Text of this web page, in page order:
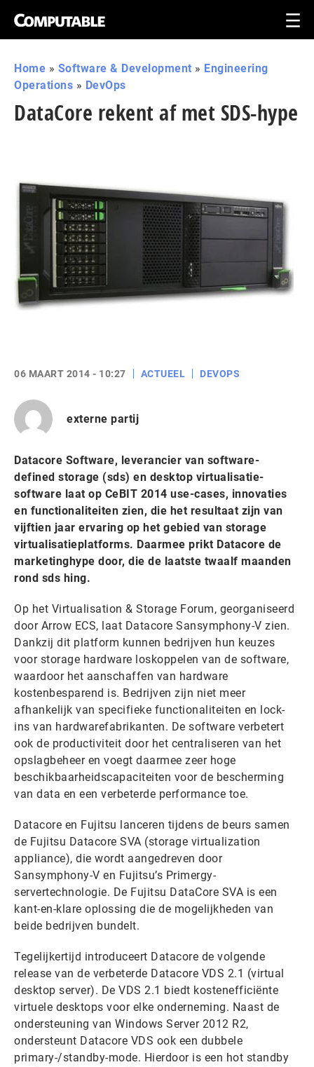
Home » Software & Development » Engineering
Operations » DevOps
DataCore rekent af met SDS-hype
06 MAART 2014 - 10:27 ACTUEEL DEVOPS
externe partij
Datacore Software, leverancier van software-
defined storage (sds) en desktop virtualisatie-
software laat op CeBIT 2014 use-cases, innovaties
en functionaliteiten zien, die het resultaat zijn van
vijftien jaar ervaring op het gebied van storage
virtualisatieplatforms. Daarmee prikt Datacore de
marketinghype door, die de laatste twaalf maanden
rond sds hing.
Op het Virtualisation & Storage Forum, georganiseerd
door Arrow ECS, laat Datacore Sansymphony-V zien.
Dankzij dit platform kunnen bedrijven hun keuzes
voor storage hardware loskoppelen van de software,
waardoor het aanschaffen van hardware
kostenbesparend is. Bedrijven zijn niet meer
afhankelijk van specifieke functionaliteiten en lock-
ins van hardwarefabrikanten. De software verbetert
ook de productiviteit door het centraliseren van het
opslagbeheer en voegt daarmee zeer hoge
beschikbaarheidscapaciteiten voor de bescherming
van data en een verbeterde performance toe.
Datacore en Fujitsu lanceren tijdens de beurs samen
de Fujitsu Datacore SVA (storage virtualization
appliance), die wordt aangedreven door
Sansymphony-V en Fujitsu’s Primergy-
servertechnologie. De Fujitsu DataCore SVA is een
kant-en-klare oplossing die de mogelijkheden van
beide bedrijven bundelt.
Tegelijkertijd introduceert Datacore de volgende
release van de verbeterde Datacore VDS 2.1 (virtual
desktop server). De VDS 2.1 biedt kostenefficiënte
virtuele desktops voor elke onderneming. Naast de
ondersteuning van Windows Server 2012 R2,
ondersteunt Datacore VDS ook een dubbele
primary-/standby-mode. Hierdoor is een hot standby